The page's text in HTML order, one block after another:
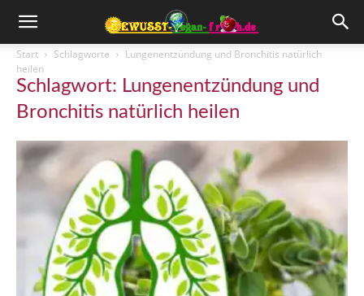
Start Schlagworte
Lungenentzündung und Bronchitis natürlich
heilen
Schlagwort: Lungenentzündung und
Bronchitis natürlich heilen